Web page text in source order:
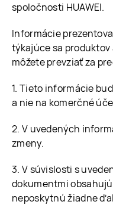
spoločnosti HUAWEI.
Informácie
týkajúce sa produktov
môžete prevziať za
1. Tieto informácie
a nie na komerčné
2. V uvedených
zmeny.
3. V súvislosti s
dokumentmi
neposkytnú žiadne